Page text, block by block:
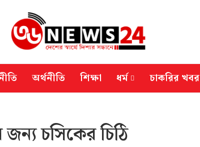
অর্থনীতি শিক্ষা ধর্ম চাকরির খবর
জন্য চসিকের চিঠি